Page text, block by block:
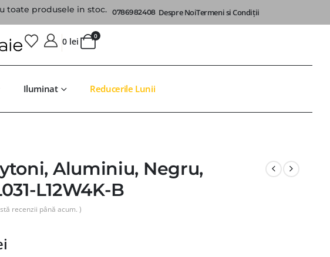
toate produsele in stoc. 0786982408 Despre NoiTermeni si Condiții
0
0 lei
Iluminat Reducerile Lunii
Aluminiu, Negru,
L12W4K-B
recenzii până acum. )